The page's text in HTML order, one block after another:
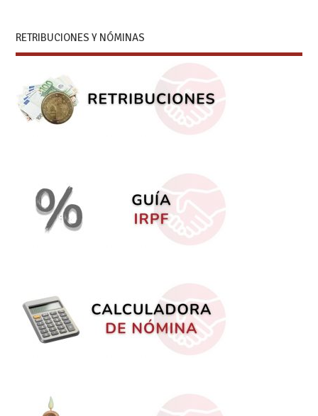
RETRIBUCIONES Y NÓMINAS